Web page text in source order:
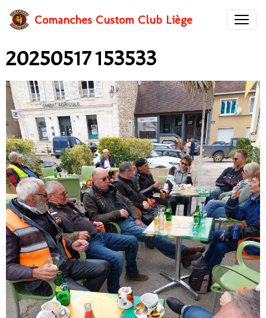
Comanches Custom Club Liège
20250517 153533